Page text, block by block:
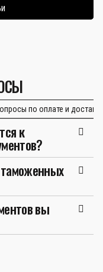
по оплате и
к
таможенных
вы